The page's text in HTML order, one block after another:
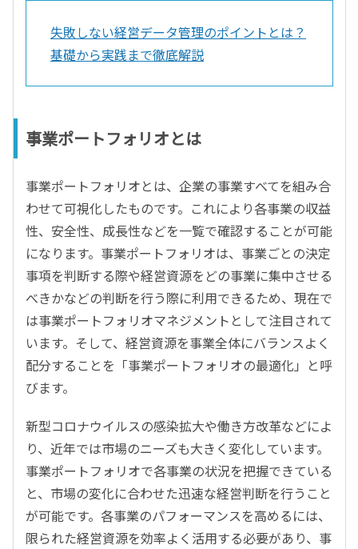
失敗しない経営データ管理のポイントとは？
基礎から実践まで徹底解説
事業ポートフォリオとは
事業ポートフォリオとは、企業の事業すべてを組み合
わせて可視化したものです。これにより各事業の収益
性、安全性、成長性などを一覧で確認することが可能
になります。事業ポートフォリオは、事業ごとの決定
事項を判断する際や経営資源をどの事業に集中させる
べきかなどの判断を行う際に利用できるため、現在で
は事業ポートフォリオマネジメントとして注目されて
います。そして、経営資源を事業全体にバランスよく
配分することを「事業ポートフォリオの最適化」と呼
びます。
新型コロナウイルスの感染拡大や働き方改革などによ
り、近年では市場のニーズも大きく変化しています。
事業ポートフォリオで各事業の状況を把握できている
と、市場の変化に合わせた迅速な経営判断を行うこと
が可能です。各事業のパフォーマンスを高めるには、
限られた経営資源を効率よく活用する必要があり、事